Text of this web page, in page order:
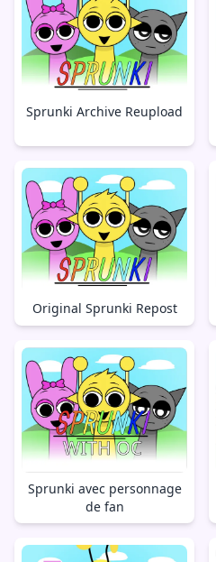
Sprunki Archive Reupload
Original Sprunki Repost
Sprunki avec personnage
de fan